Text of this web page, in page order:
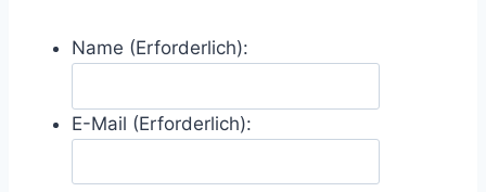
Name (Erforderlich):
E-Mail (Erforderlich):